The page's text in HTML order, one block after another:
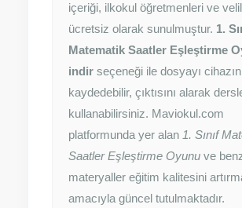
içeriği, ilkokul öğretmenleri ve
ücretsiz olarak sunulmuştur. 1.
Matematik Saatler Eşleştirme
indir seçeneği ile dosyayı
kaydedebilir, çıktısını alarak
kullanabilirsiniz. Maviokul.com
platformunda yer alan 1. Sınıf
Saatler Eşleştirme Oyunu ve
materyaller eğitim kalitesini
amacıyla güncel tutulmaktadır.